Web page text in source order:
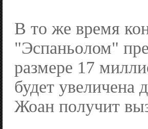
В то же время
"Эспаньолом"
размере 17
будет увеличена
Жоан получит